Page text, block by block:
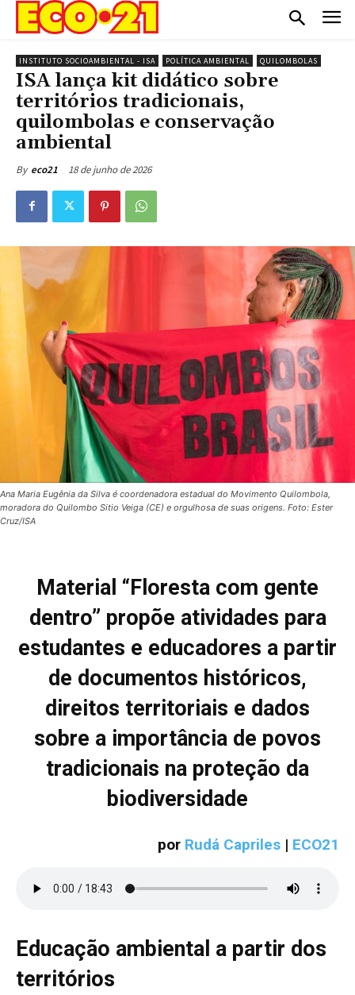
INSTITUTO SOCIOAMBIENTAL - ISA POLÍTICA AMBIENTAL QUILOMBOLAS
ISA lança kit didático sobre
territórios tradicionais,
quilombolas e conservação
ambiental
By eco21 18 de junho de 2026
Ana Maria Eugênia da Silva é coordenadora estadual do Movimento Quilombola,
moradora do Quilombo Sitio Veiga (CE) e orgulhosa de suas origens. Foto: Ester
Cruz/ISA
Material “Floresta com gente
dentro” propõe atividades para
estudantes e educadores a partir
de documentos históricos,
direitos territoriais e dados
sobre a importância de povos
tradicionais na proteção da
biodiversidade
por Rudá Capriles | ECO21
Educação ambiental a partir dos
territórios